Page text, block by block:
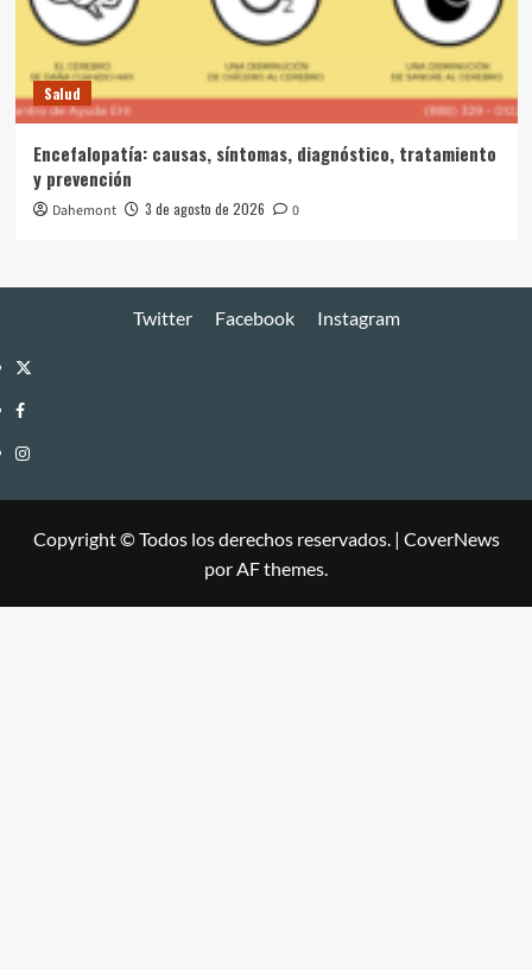
Salud
Encefalopatía: causas, síntomas, diagnóstico, tratamiento
y prevención
Dahemont 3 de agosto de 2026 0
Twitter Facebook Instagram
Twitter
Facebook
Instagram
Copyright © Todos los derechos reservados. | CoverNews
por AF themes.